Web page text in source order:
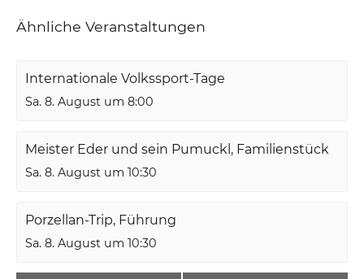
Ähnliche Veranstaltungen
Internationale Volkssport-Tage
Sa. 8. August um 8:00
Meister Eder und sein Pumuckl, Familienstück
Sa. 8. August um 10:30
Porzellan-Trip, Führung
Sa. 8. August um 10:30